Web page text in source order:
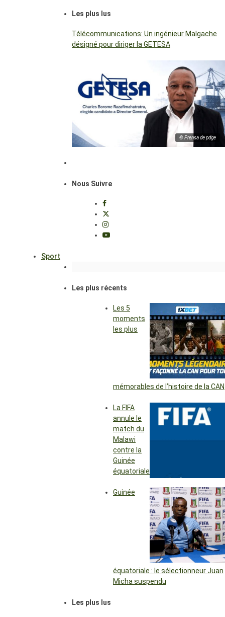
Les plus lus
Télécommunications: Un ingénieur Malgache
désigné pour diriger la GETESA
© Prensa de pdge
Nous Suivre
Sport
Les plus récents
Les 5
moments
les plus
mémorables de l’histoire de la CAN
La FIFA
annule le
match du
Malawi
contre la
Guinée
équatoriale
Guinée
équatoriale : le sélectionneur Juan
Micha suspendu
Les plus lus